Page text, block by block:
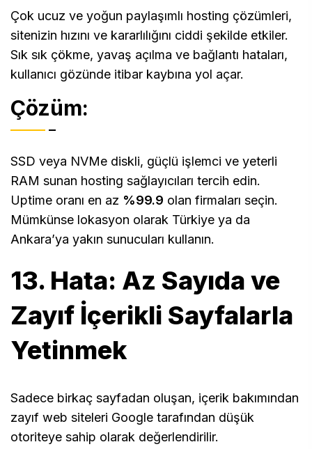
Çok ucuz ve yoğun paylaşımlı hosting çözümleri,
sitenizin hızını ve kararlılığını ciddi şekilde etkiler.
Sık sık çökme, yavaş açılma ve bağlantı hataları,
kullanıcı gözünde itibar kaybına yol açar.
Çözüm:
SSD veya NVMe diskli, güçlü işlemci ve yeterli
RAM sunan hosting sağlayıcıları tercih edin.
Uptime oranı en az %99.9 olan firmaları seçin.
Mümkünse lokasyon olarak Türkiye ya da
Ankara’ya yakın sunucuları kullanın.
13. Hata: Az Sayıda ve
Zayıf İçerikli Sayfalarla
Yetinmek
Sadece birkaç sayfadan oluşan, içerik bakımından
zayıf web siteleri Google tarafından düşük
otoriteye sahip olarak değerlendirilir.